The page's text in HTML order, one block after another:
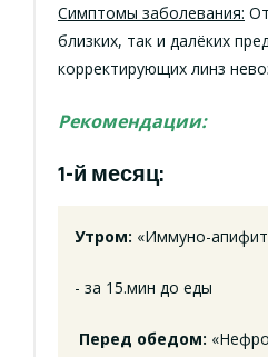
Симптомы заболевания:
близких, так и далёких
корректирующих линз
Рекомендации:
1-й месяц:
Утром: «Иммуно-
- за 15.мин до еды
Перед обедом: